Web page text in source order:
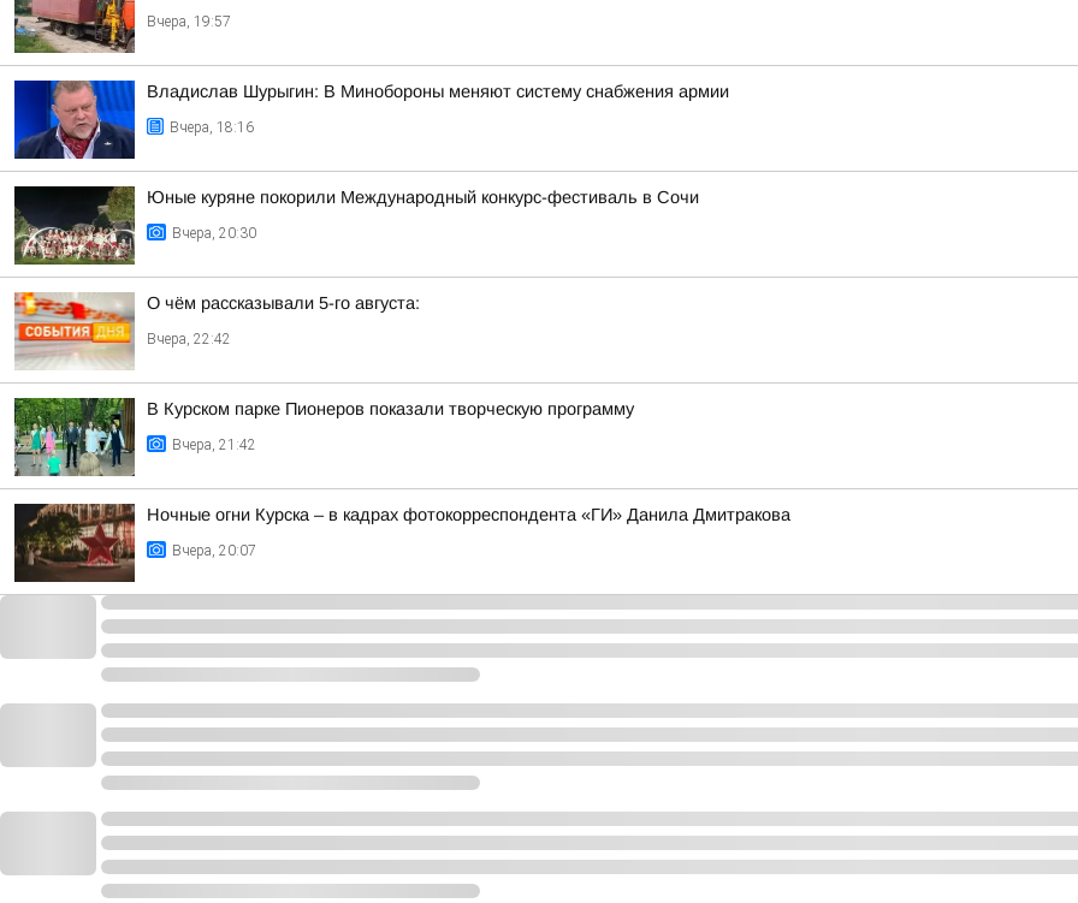
Вчера, 19:57
Владислав Шурыгин: В Минобороны меняют систему снабжения армии
Вчера, 18:16
Юные куряне покорили Международный конкурс-фестиваль в Сочи
Вчера, 20:30
О чём рассказывали 5-го августа:
Вчера, 22:42
В Курском парке Пионеров показали творческую программу
Вчера, 21:42
Ночные огни Курска – в кадрах фотокорреспондента «ГИ» Данила Дмитракова
Вчера, 20:07